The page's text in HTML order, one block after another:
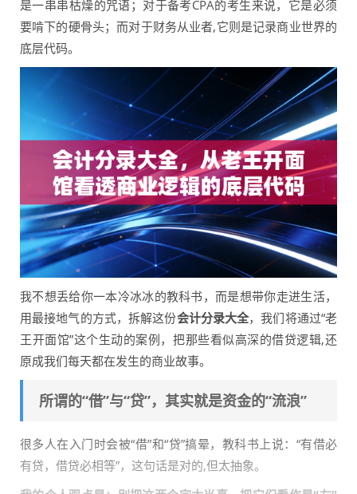
是一串串枯燥的咒语；对于备考CPA的考生来说，它是必须
要啃下的硬骨头；而对于财务从业者,它则是记录商业世界的
底层代码。
我不想丢给你一本冷冰冰的教科书，而是想带你走进生活，
用最接地气的方式，拆解这份会计分录大全，我们将通过“老
王开面馆”这个生动的案例，把那些看似高深的借贷逻辑,还
原成我们每天都在发生的商业故事。
所谓的“借”与“贷”，其实就是资金的“流浪”
很多人在入门时会被“借”和“贷”搞晕，教科书上说：“有借必
有贷，借贷必相等”，这句话是对的,但太抽象。